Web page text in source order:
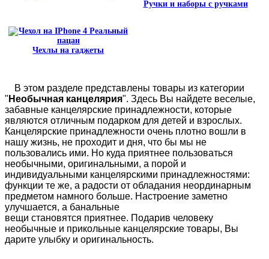
Ручки и наборы с ручками
Чехлы на гаджеты
В этом разделе представлены товары из категории
" Необычная канцелярия". Здесь Вы найдете веселые,
забавные канцелярские принадлежности, которые
являются отличным подарком для детей и взрослых.
Канцелярские принадлежности очень плотно вошли в
нашу жизнь, не проходит и дня, что бы мы не
пользовались ими. Но куда приятнее пользоваться
необычными, оригинальными, а порой и
индивидуальными канцелярскими принадлежностями:
функции те же, а радости от обладания неординарным
предметом намного больше. Настроение заметно
улучшается, а банальные
вещи становятся приятнее. Подарив человеку
необычные и прикольные канцелярские товары, Вы
дарите улыбку и оригинальность.